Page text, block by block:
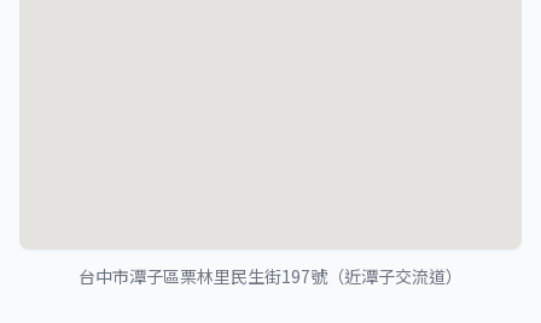
台中市潭子區栗林里民生街197號（近潭子交流道）